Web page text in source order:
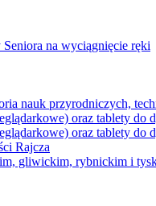
na wyciągnięcie ręki
nauk przyrodniczych,
oraz tablety do
oraz tablety do
Rajcza
gliwickim, rybnickim i